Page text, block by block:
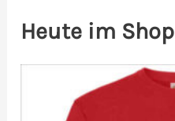
Heute im Shop